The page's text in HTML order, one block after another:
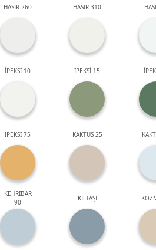
HASIR 260 HASIR 310
İPEKSİ 10 İPEKSİ 15
İPEKSİ 75 KAKTÜS 25
KEHRİBAR
90
KİLTAŞI